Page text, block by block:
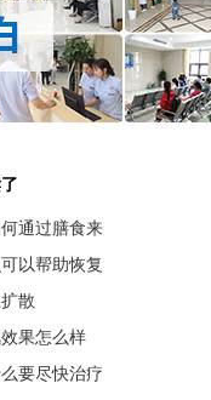
通过膳食来
以帮助恢复
散
果怎么样
要尽快治疗